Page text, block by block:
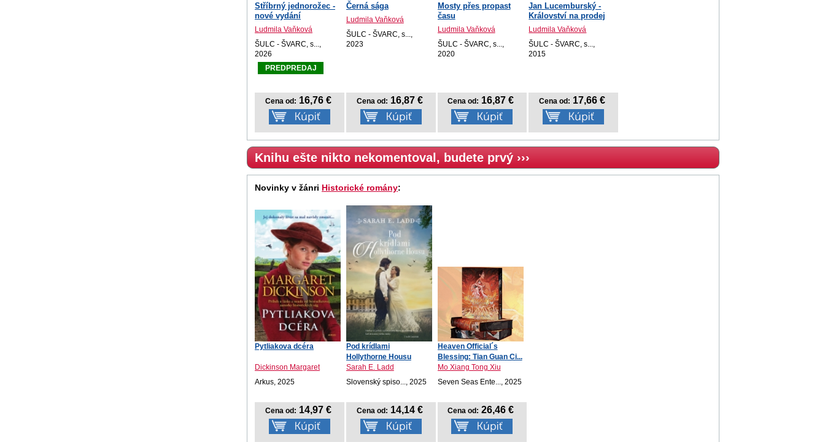
Stříbrný jednorožec -
nové vydání
Ludmila Vaňková
ŠULC - ŠVARC, s...,
2026
PREDPREDAJ
Cena od: 16,76 €
Černá sága
Ludmila Vaňková
ŠULC - ŠVARC, s...,
2023
Cena od: 16,87 €
Mosty přes propast
času
Ludmila Vaňková
ŠULC - ŠVARC, s...,
2020
Cena od: 16,87 €
Jan Lucemburský -
Království na prodej
Ludmila Vaňková
ŠULC - ŠVARC, s...,
2015
Cena od: 17,66 €
Knihu ešte nikto nekomentoval, budete prvý ›››
Novinky v žánri Historické romány:
Pytliakova dcéra
Dickinson Margaret
Arkus, 2025
Cena od: 14,97 €
Pod krídlami
Hollythorne Housu
Sarah E. Ladd
Slovenský spiso..., 2025
Cena od: 14,14 €
Heaven Official´s
Blessing: Tian Guan Ci...
Mo Xiang Tong Xiu
Seven Seas Ente..., 2025
Cena od: 26,46 €